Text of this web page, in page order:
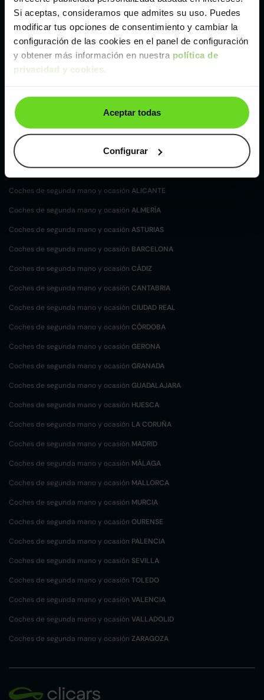
Si aceptas, consideramos que admites su uso. Puedes
modificar tus opciones de consentimiento y cambiar la
configuración de las cookies en el panel de configuración
y obtener más información en nuestra política de
privacidad y cookies.
Aceptar todas
Configurar
Valencia
Zaragoza
Volkswagen Golf de segunda mano y ocasión
Coches desegunda mano y ocasión por
localización
Coches de segunda mano y ocasiónALBACETE
Coches de segunda mano y ocasión ALICANTE
Coches de segunda mano y ocasión ALMERÍA
Coches de segunda mano y ocasión ASTURIAS
Coches de segunda mano y ocasión BARCELONA
Coches de segunda mano y ocasión CÁDIZ
Coches de segunda mano y ocasión CANTABRIA
Coches de segunda mano y ocasión CIUDAD REAL
Coches de segunda mano y ocasión CÓRDOBA
Coches de segunda mano y ocasión GERONA
Coches de segunda mano y ocasión GRANADA
Coches de segunda mano y ocasión GUADALAJARA
Coches de segunda mano y ocasión HUESCA
Coches de segunda mano y ocasión LA CORUÑA
Coches de segunda mano y ocasión MADRID
Coches de segunda mano y ocasión MÁLAGA
Coches de segunda mano y ocasión MALLORCA
Coches de segunda mano y ocasión MURCIA
Coches de segunda mano y ocasión OURENSE
Coches de segunda mano y ocasión PALENCIA
Coches de segunda mano y ocasión SEVILLA
Coches de segunda mano y ocasión TOLEDO
Coches de segunda mano y ocasión VALENCIA
Coches de segunda mano y ocasión VALLADOLID
Coches de segunda mano y ocasión ZARAGOZA